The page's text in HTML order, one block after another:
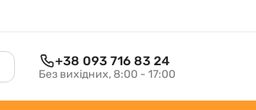
+38 093 716 83 24
Без вихідних, 8:00 - 17:00